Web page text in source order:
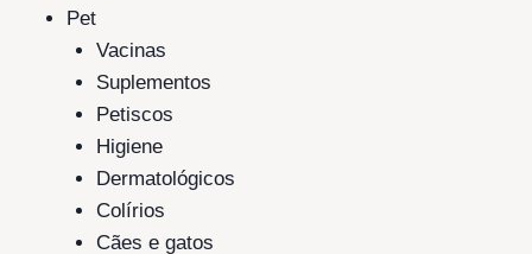
Pet
Vacinas
Suplementos
Petiscos
Higiene
Dermatológicos
Colírios
Cães e gatos